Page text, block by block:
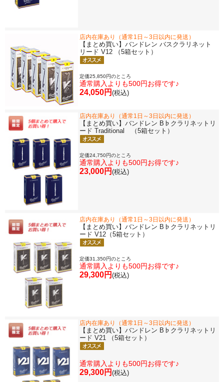
店内在庫あり（通常1日～3日以内に発送）
【まとめ買い】バンドレン バスクラリネット
リード V12 （5箱セット）
定価25,850円のところ
通常購入よりも500円お得です♪
24,050円 (税込)
店内在庫あり（通常1日～3日以内に発送）
【まとめ買い】バンドレン B♭クラリネットリ
ード Traditional （5箱セット）
定価24,750円のところ
通常購入よりも500円お得です♪
23,000円 (税込)
店内在庫あり（通常1日～3日以内に発送）
【まとめ買い】バンドレン B♭クラリネットリ
ード V12（5箱セット）
定価31,350円のところ
通常購入よりも500円お得です♪
29,300円 (税込)
店内在庫あり（通常1日～3日以内に発送）
【まとめ買い】バンドレン B♭クラリネットリ
ード V21 （5箱セット）
通常購入よりも500円お得です♪
29,300円 (税込)